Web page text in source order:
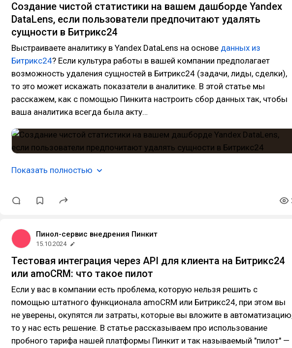
Создание чистой статистики на вашем дашборде Yandex
DataLens, если пользователи предпочитают удалять
сущности в Битрикс24
Выстраиваете аналитику в Yandex DataLens на основе данных из
Битрикс24? Если культура работы в вашей компании предполагает
возможность удаления сущностей в Битрикс24 (задачи, лиды, сделки),
то это может искажать показатели в аналитике. В этой статье мы
расскажем, как с помощью Пинкита настроить сбор данных так, чтобы
ваша аналитика всегда была акту…
Показать полностью
Пинол-сервис внедрения Пинкит
15.10.2024
Тестовая интеграция через API для клиента на Битрикс24
или amoCRM: что такое пилот
Если у вас в компании есть проблема, которую нельзя решить с
помощью штатного функционала amoCRM или Битрикс24, при этом вы
не уверены, окупятся ли затраты, которые вы вложите в
то у нас есть решение. В статье рассказываем про использование
пробного тарифа нашей платформы Пинкит и так называемый "пилот" —